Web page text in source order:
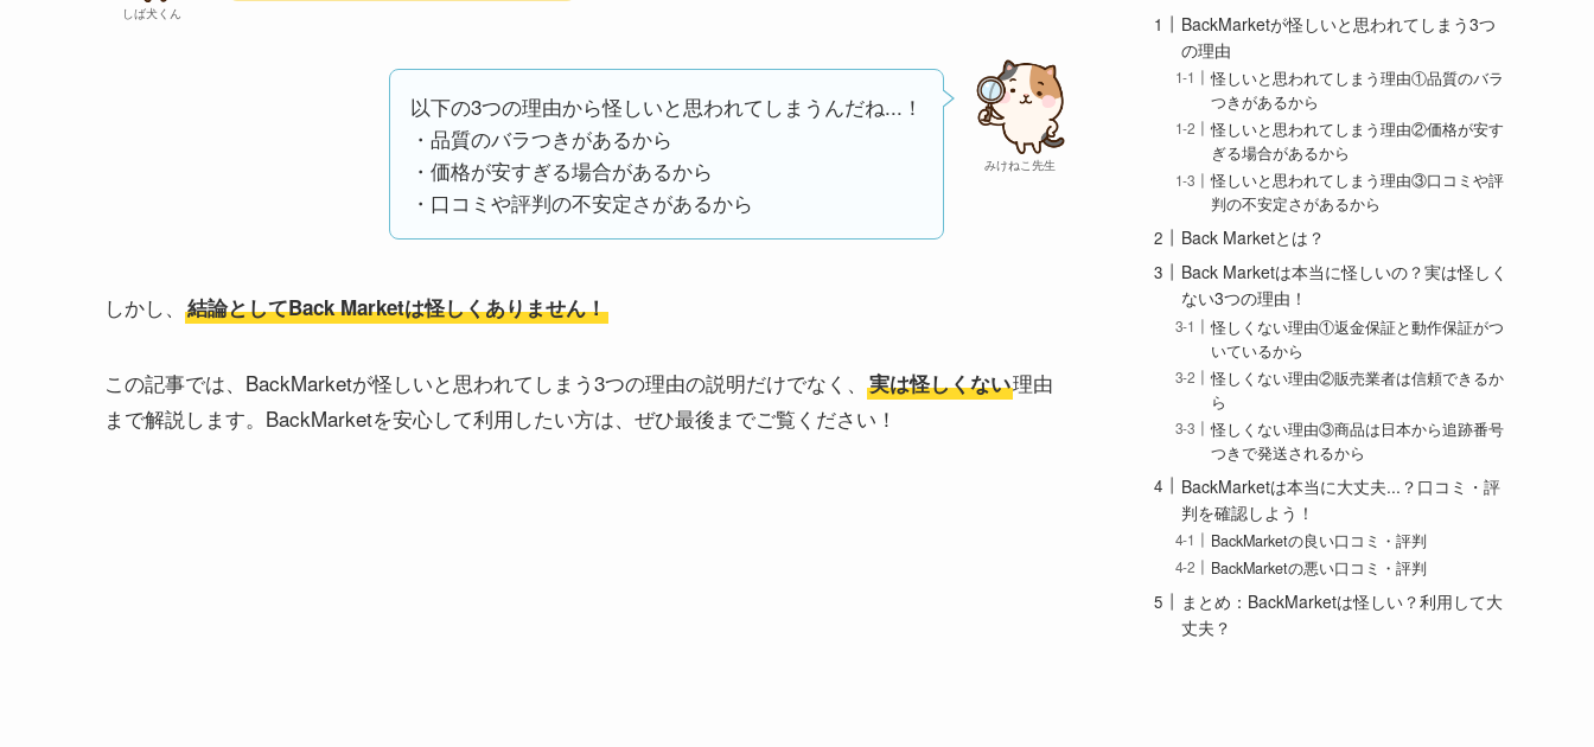
しば犬くん
みけねこ先生
以下の3つの理由から怪しいと思われてしまうんだね...！
・品質のバラつきがあるから
・価格が安すぎる場合があるから
・口コミや評判の不安定さがあるから
しかし、 結論としてBack Marketは怪しくありません！
この記事では、BackMarketが怪しいと思われてしまう3つの理由の説明だけでなく、 実は怪しくない理由
まで解説します。BackMarketを安心して利用したい方は、ぜひ最後までご覧ください！
BackMarketが怪しいと思われてしまう3つ
の理由
怪しいと思われてしまう理由①品質のバラ
つきがあるから
怪しいと思われてしまう理由②価格が安す
ぎる場合があるから
怪しいと思われてしまう理由③口コミや評
判の不安定さがあるから
Back Marketとは？
Back Marketは本当に怪しいの？実は怪しく
ない3つの理由！
怪しくない理由①返金保証と動作保証がつ
いているから
怪しくない理由②販売業者は信頼できるか
ら
怪しくない理由③商品は日本から追跡番号
つきで発送されるから
BackMarketは本当に大丈夫...？口コミ・評
判を確認しよう！
BackMarketの良い口コミ・評判
BackMarketの悪い口コミ・評判
まとめ：BackMarketは怪しい？利用して大
丈夫？